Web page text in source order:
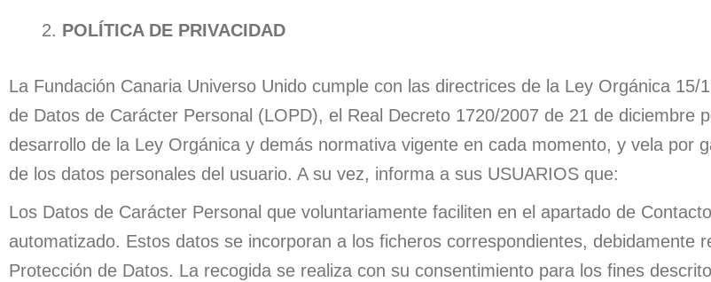
POLÍTICA DE PRIVACIDAD
La Fundación Canaria Universo Unido cumple con las directrices de la Ley Orgánica
de Datos de Carácter Personal (LOPD), el Real Decreto 1720/2007 de 21 de diciembre
desarrollo de la Ley Orgánica y demás normativa vigente en cada momento, y vela por
de los datos personales del usuario. A su vez, informa a sus USUARIOS que:
Los Datos de Carácter Personal que voluntariamente faciliten en el apartado de
automatizado. Estos datos se incorporan a los ficheros correspondientes, debidamente
Protección de Datos. La recogida se realiza con su consentimiento para los fines